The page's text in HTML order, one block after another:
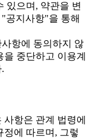
있으며, 약관을 변
공지사항"을 통해
항에 동의하지 않
중단하고 이용계
항은 관계 법령에
정에 따르며, 그렇